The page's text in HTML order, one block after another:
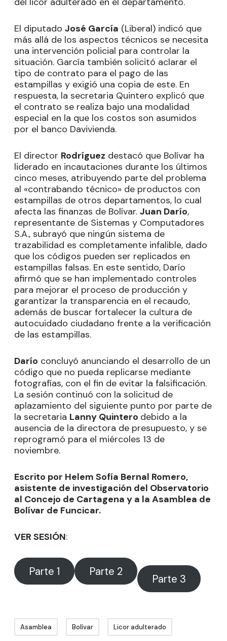
El diputado José García (Liberal) indicó que
más allá de los aspectos técnicos se necesita
una intervención policial para controlar la
situación. García también solicitó aclarar el
tipo de contrato para el pago de las
estampillas y exigió una copia de este. En
respuesta, la secretaria Quintero explicó que
el contrato se realiza bajo una modalidad
especial en la que los costos son asumidos
por el banco Davivienda.
El director Rodríguez destacó que Bolívar ha
liderado en incautaciones durante los últimos
cinco meses, atribuyendo parte del problema
al «contrabando técnico» de productos con
estampillas de otros departamentos, lo cual
afecta las finanzas de Bolívar. Juan Darío,
representante de Sistemas y Computadores
S.A., subrayó que ningún sistema de
trazabilidad es completamente infalible, dado
que los códigos pueden ser replicados en
estampillas falsas. En este sentido, Darío
afirmó que se han implementado controles
para mejorar el proceso de producción y
garantizar la transparencia en el recaudo,
además de buscar fortalecer la cultura de
autocuidado ciudadano frente a la verificación
de las estampillas.
Darío concluyó anunciando el desarrollo de un
código que no pueda replicarse mediante
fotografías, con el fin de evitar la falsificación.
La sesión continuó con la solicitud de
aplazamiento del siguiente punto por parte de
la secretaria Lanny Quintero debido a la
ausencia de la directora de presupuesto, y se
reprogramó para el miércoles 13 de
noviembre.
Escrito por Helem Sofía Bernal Romero,
asistente de investigación del Observatorio
al Concejo de Cartagena y a la Asamblea de
Bolívar de Funcicar.
VER SESIÓN:
Parte 1 Parte 2
Parte 3
Asamblea Bolívar Licor adulterado